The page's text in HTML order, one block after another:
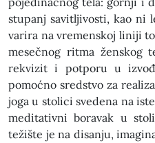
stupanj savitljivosti, kao ni
varira na vremenskoj liniji
mesečnog ritma
rekvizit i potporu u
pomoćno sredstvo za
joga u stolici svedena na
meditativni boravak u
težište je na disanju,